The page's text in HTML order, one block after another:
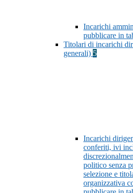
Incarichi
pubblicare in
Titolari di incarichi
generali) 5
Incarichi
conferiti, ivi
politico senza
selezione e
organizzativa